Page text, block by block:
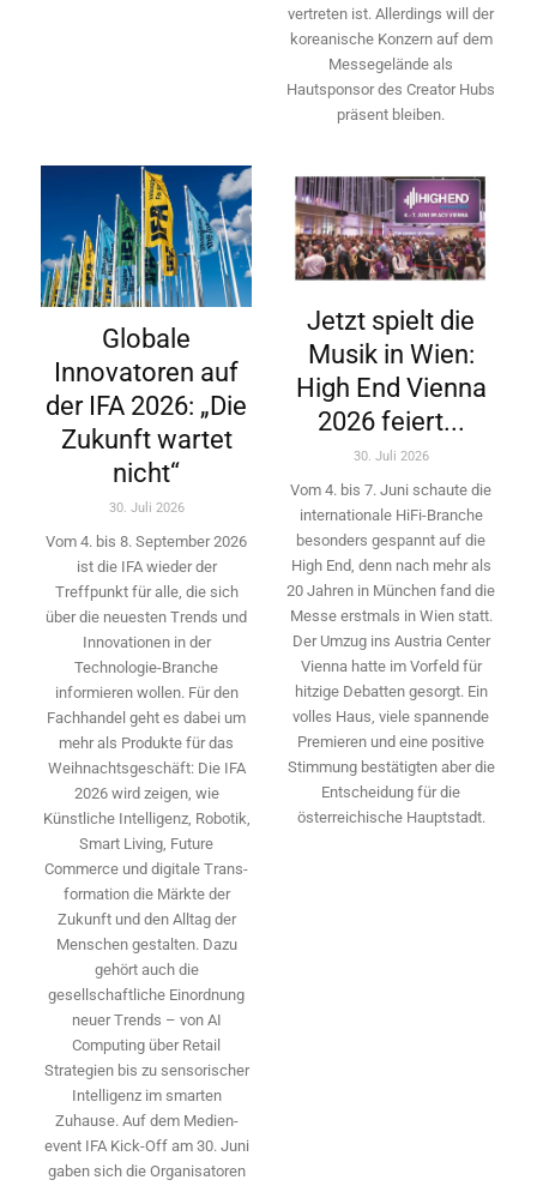
vertreten ist. Allerdings will ­der
koreanische Konzern auf dem
Messegelände als
Hautsponsor des Creator Hubs
präsent bleiben.
Globale
Innovatoren auf
der IFA 2026: „Die
Zukunft wartet
nicht“
30. Juli 2026
Vom 4. bis 8. September 2026
ist die IFA wieder der
Treffpunkt für alle, die sich
über die neuesten Trends und
Innovationen in der
Technologie-­Branche
informieren wollen. Für den
Fachhandel geht es dabei um
mehr als Produkte für das
Weihnachtsgeschäft: Die IFA
2026 wird ­zeigen, wie
Künstliche Intelligenz, Robotik,
Smart Living, Future
Commerce und digitale Trans­
formation die Märkte der
Zukunft und den Alltag der
Menschen gestalten. Dazu
gehört auch die
gesellschaftliche Einordnung
neuer Trends – von AI
Computing über Retail
Strategien bis zu sensorischer
Intelligenz im smarten
Zuhause. Auf dem Medien­
event IFA Kick-Off am 30. Juni
gaben sich die Organisatoren
Jetzt spielt die
Musik in Wien:
High End Vienna
2026 feiert...
30. Juli 2026
Vom 4. bis 7. Juni schaute die
internationale HiFi-Branche
besonders gespannt auf die
High End, denn nach mehr als
20 Jahren in München fand die
Messe erstmals in Wien statt.
Der Umzug ins Austria Center
Vienna hatte im Vorfeld für
hitzige Debatten gesorgt. Ein
volles Haus, viele spannende
Premieren und eine positive
Stimmung bestätigten aber die
Entscheidung für die
österreichische Hauptstadt.